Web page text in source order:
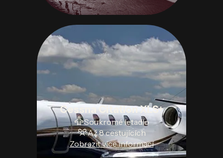
Cessna Citation XLS+
Soukromé letadlo
Až 8 cestujících
Zobrazit více informací